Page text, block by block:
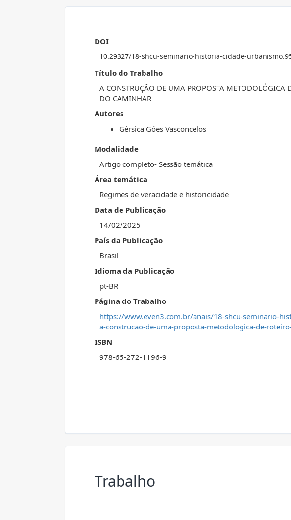
DOI
10.29327/18-shcu-seminario-historia-cidade-
Título do Trabalho
A CONSTRUÇÃO DE UMA PROPOSTA METODOLÓGICA
DO CAMINHAR
Autores
Gérsica Góes Vasconcelos
Modalidade
Artigo completo- Sessão temática
Área temática
Regimes de veracidade e historicidade
Data de Publicação
14/02/2025
País da Publicação
Brasil
Idioma da Publicação
pt-BR
Página do Trabalho
https://www.even3.com.br/anais/18-shcu-seminario-
a-construcao-de-uma-proposta-metodologica-de-
ISBN
978-65-272-1196-9
Trabalho